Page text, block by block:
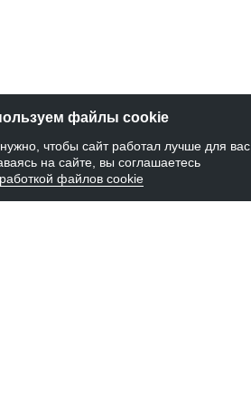
файлы cookie
чтобы сайт работал лучше для вас
на сайте, вы соглашаетесь
файлов cookie